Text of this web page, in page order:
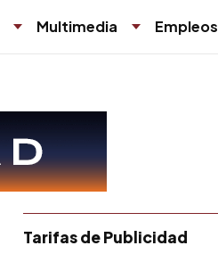
Multimedia Empleos
Tarifas de Publicidad